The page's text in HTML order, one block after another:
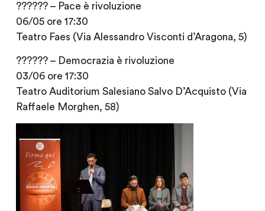
?????? – Pace è rivoluzione
06/05 ore 17:30
Teatro Faes (Via Alessandro Visconti d’Aragona, 5)
?????? – Democrazia è rivoluzione
03/06 ore 17:30
Teatro Auditorium Salesiano Salvo D’Acquisto (Via
Raffaele Morghen, 58)